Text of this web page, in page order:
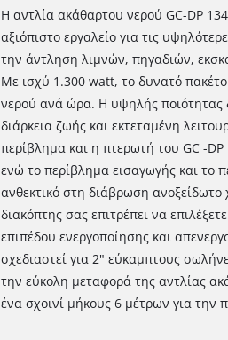
Η αντλία ακάθαρτου νερού GC-DP
αξιόπιστο εργαλείο για τις
την άντληση λιμνών, πηγαδιών,
Με ισχύ 1.300 watt, το δυνατό
νερού ανά ώρα. Η υψηλής ποιότητας
διάρκεια ζωής και εκτεταμένη
περίβλημα και η πτερωτή του GC -
ενώ το περίβλημα εισαγωγής και το
ανθεκτικό στη διάβρωση
διακόπτης σας επιτρέπει να
επιπέδου ενεργοποίησης και
σχεδιαστεί για 2" εύκαμπτους
την εύκολη μεταφορά της αντλίας
ένα σχοινί μήκους 6 μέτρων για την